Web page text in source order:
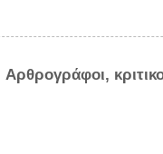
Αρθρογράφοι,